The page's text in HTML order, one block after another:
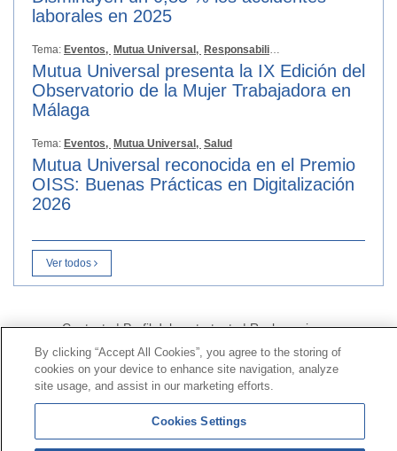
laborales en 2025
Tema: Eventos, Mutua Universal, Responsabilidad Social
Mutua Universal presenta la IX Edición del
Observatorio de la Mujer Trabajadora en
Málaga
Tema: Eventos, Mutua Universal, Salud
Mutua Universal reconocida en el Premio
OISS: Buenas Prácticas en Digitalización
2026
Ver todos
Contacto|Perfil del contratante|Reclamaciones
Línea Universal 900 203 203 |Zona Privada Comisión de
Prestaciones Especiales|Zona Privada Proveedor
Sanitario
© Mutua Universal 2026 | Mapa del sitio | Aviso legal
By clicking “Accept All Cookies”, you agree to the storing of
cookies on your device to enhance site navigation, analyze
site usage, and assist in our marketing efforts.
Cookies Settings